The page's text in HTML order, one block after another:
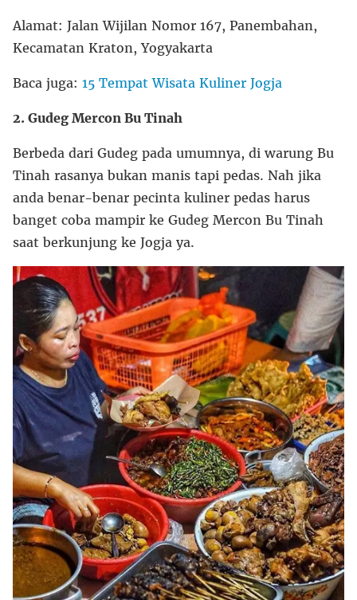
Alamat: Jalan Wijilan Nomor 167, Panembahan,
Kecamatan Kraton, Yogyakarta
Baca juga: 15 Tempat Wisata Kuliner Jogja
2. Gudeg Mercon Bu Tinah
Berbeda dari Gudeg pada umumnya, di warung Bu
Tinah rasanya bukan manis tapi pedas. Nah jika
anda benar-benar pecinta kuliner pedas harus
banget coba mampir ke Gudeg Mercon Bu Tinah
saat berkunjung ke Jogja ya.